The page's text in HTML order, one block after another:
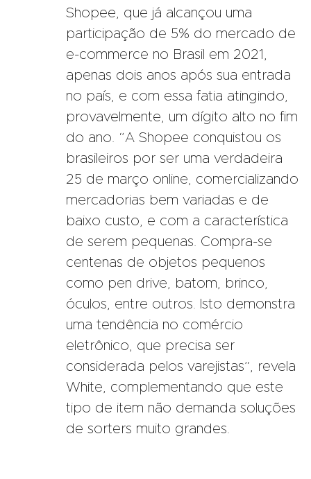
Shopee, que já alcançou uma
participação de 5% do mercado de
e-commerce no Brasil em 2021,
apenas dois anos após sua entrada
no país, e com essa fatia atingindo,
provavelmente, um dígito alto no fim
do ano. “A Shopee conquistou os
brasileiros por ser uma verdadeira
25 de março online, comercializando
mercadorias bem variadas e de
baixo custo, e com a característica
de serem pequenas. Compra-se
centenas de objetos pequenos
como pen drive, batom, brinco,
óculos, entre outros. Isto demonstra
uma tendência no comércio
eletrônico, que precisa ser
considerada pelos varejistas”, revela
White, complementando que este
tipo de item não demanda soluções
de sorters muito grandes.